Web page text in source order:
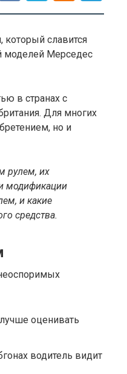
который славится
моделей Мерседес
в странах с
Для многих
но и
рулем, их
модификации
и какие
средства.
оценивать
водитель видит